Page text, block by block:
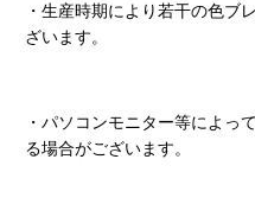
・生産時期により若干の色ブ
ざいます。
・パソコンモニター等によっ
る場合がございます。